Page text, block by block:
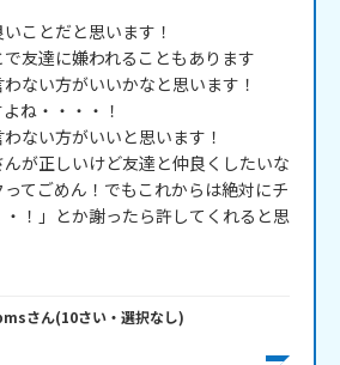
ことだと思います！
友達に嫌われることもあります
ない方がいいかなと思います！
ね・・・・！
ない方がいいと思います！
が正しいけど友達と仲良くしたいな
てごめん！でもこれからは絶対にチ
！」とか謝ったら許してくれると思
さん(10さい・ 選択なし)